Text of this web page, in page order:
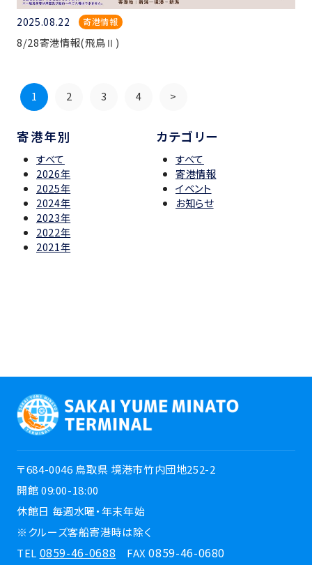
2025.08.22 寄港情報
8/28寄港情報(飛鳥Ⅱ)
1 2 3 4 >
寄港年別
すべて
2026年
2025年
2024年
2023年
2022年
2021年
カテゴリー
すべて
寄港情報
イベント
お知らせ
〒684-0046 鳥取県 境港市竹内団地252-2
開館 09:00-18:00
休館日 毎週水曜・年末年始
※クルーズ客船寄港時は除く
TEL 0859-46-0688 FAX0859-46-0680